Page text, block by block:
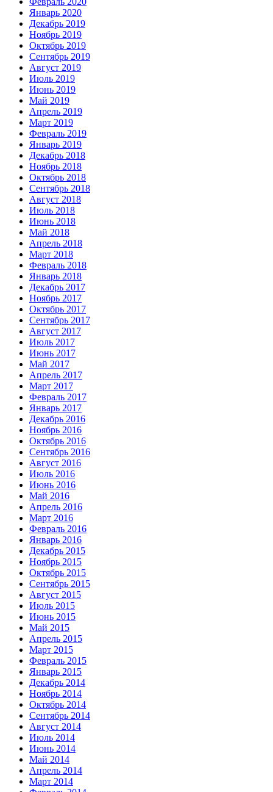
Январь 2020
Декабрь 2019
Ноябрь 2019
Октябрь 2019
Сентябрь 2019
Август 2019
Июль 2019
Июнь 2019
Май 2019
Апрель 2019
Март 2019
Февраль 2019
Январь 2019
Декабрь 2018
Ноябрь 2018
Октябрь 2018
Сентябрь 2018
Август 2018
Июль 2018
Июнь 2018
Май 2018
Апрель 2018
Март 2018
Февраль 2018
Январь 2018
Декабрь 2017
Ноябрь 2017
Октябрь 2017
Сентябрь 2017
Август 2017
Июль 2017
Июнь 2017
Май 2017
Апрель 2017
Март 2017
Февраль 2017
Январь 2017
Декабрь 2016
Ноябрь 2016
Октябрь 2016
Сентябрь 2016
Август 2016
Июль 2016
Июнь 2016
Май 2016
Апрель 2016
Март 2016
Февраль 2016
Январь 2016
Декабрь 2015
Ноябрь 2015
Октябрь 2015
Сентябрь 2015
Август 2015
Июль 2015
Июнь 2015
Май 2015
Апрель 2015
Март 2015
Февраль 2015
Январь 2015
Декабрь 2014
Ноябрь 2014
Октябрь 2014
Сентябрь 2014
Август 2014
Июль 2014
Июнь 2014
Май 2014
Апрель 2014
Март 2014